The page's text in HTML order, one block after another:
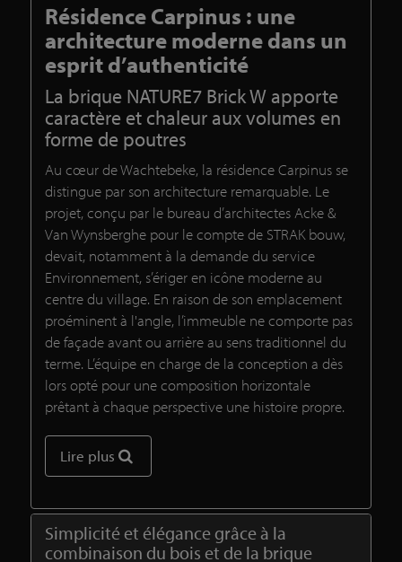
Résidence Carpinus : une
architecture moderne dans un
esprit d’authenticité
La brique NATURE7 Brick W apporte
caractère et chaleur aux volumes en
forme de poutres
Au cœur de Wachtebeke, la résidence Carpinus se
distingue par son architecture remarquable. Le
projet, conçu par le bureau d’architectes Acke &
Van Wynsberghe pour le compte de STRAK bouw,
devait, notamment à la demande du service
Environnement, s’ériger en icône moderne au
centre du village. En raison de son emplacement
proéminent à l'angle, l’immeuble ne comporte pas
de façade avant ou arrière au sens traditionnel du
terme. L’équipe en charge de la conception a dès
lors opté pour une composition horizontale
prêtant à chaque perspective une histoire propre.
Lire plus
Simplicité et élégance grâce à la
combinaison du bois et de la brique